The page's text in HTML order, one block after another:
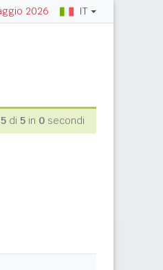
2026 IT
5 di 5 in 0 secondi